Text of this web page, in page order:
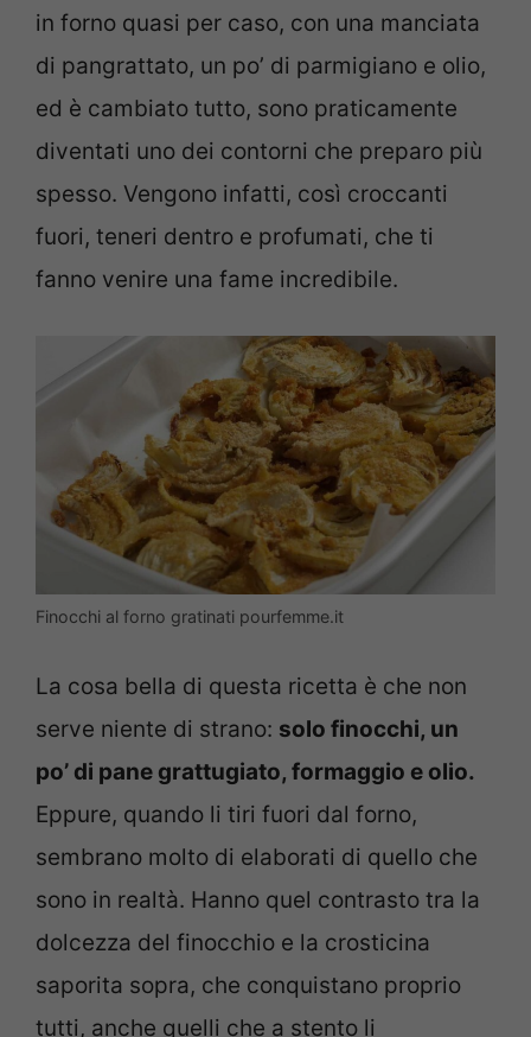
in forno quasi per caso, con una manciata
di pangrattato, un po’ di parmigiano e olio,
ed è cambiato tutto, sono praticamente
diventati uno dei contorni che preparo più
spesso. Vengono infatti, così croccanti
fuori, teneri dentro e profumati, che ti
fanno venire una fame incredibile.
Finocchi al forno gratinati pourfemme.it
La cosa bella di questa ricetta è che non
serve niente di strano: solo finocchi, un
po’ di pane grattugiato, formaggio e olio.
Eppure, quando li tiri fuori dal forno,
sembrano molto di elaborati di quello che
sono in realtà. Hanno quel contrasto tra la
dolcezza del finocchio e la crosticina
saporita sopra, che conquistano proprio
tutti, anche quelli che a stento li